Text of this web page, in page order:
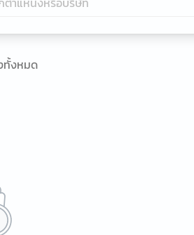
ทั้งหมด